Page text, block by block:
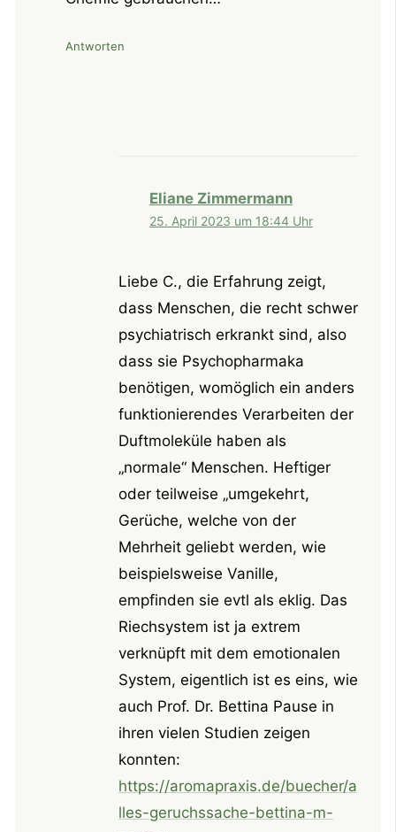
Antworten
Eliane Zimmermann
25. April 2023 um 18:44 Uhr
Liebe C., die Erfahrung zeigt,
dass Menschen, die recht schwer
psychiatrisch erkrankt sind, also
dass sie Psychopharmaka
benötigen, womöglich ein anders
funktionierendes Verarbeiten der
Duftmoleküle haben als
„normale“ Menschen. Heftiger
oder teilweise „umgekehrt,
Gerüche, welche von der
Mehrheit geliebt werden, wie
beispielsweise Vanille,
empfinden sie evtl als eklig. Das
Riechsystem ist ja extrem
verknüpft mit dem emotionalen
System, eigentlich ist es eins, wie
auch Prof. Dr. Bettina Pause in
ihren vielen Studien zeigen
konnten:
https://aromapraxis.de/buecher/a
lles-geruchssache-bettina-m-